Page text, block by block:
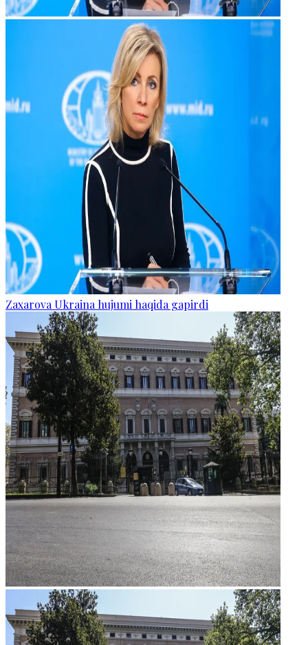
Zaxarova Ukraina hujumi haqida gapirdi